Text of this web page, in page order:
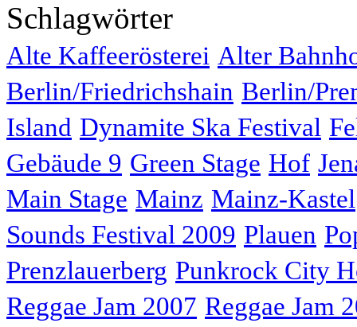
Schlagwörter
Alte Kaffeerösterei Alter
Berlin/Friedrichshain Berlin/
Island Dynamite Ska Festival
Gebäude 9 Green Stage Hof
Main Stage Mainz Mainz-Kastel
Sounds Festival 2009 Plauen
Prenzlauerberg Punkrock City
Reggae Jam 2007 Reggae Jam